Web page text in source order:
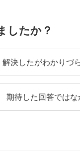
したか？
解決したがわかりづ
期待した回答では